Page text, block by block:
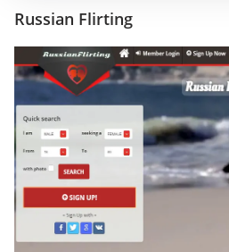
Russian Flirting